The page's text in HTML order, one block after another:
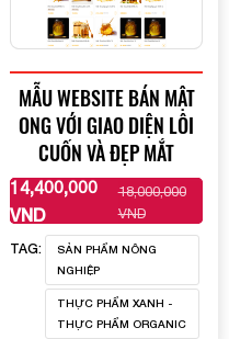
MẪU WEBSITE BÁN MẬT
ONG VỚI GIAO DIỆN LÔI
CUỐN VÀ ĐẸP MẮT
14,400,000
VND
18,000,000
VND
XEM THÊM
TAG:
SẢN PHẨM NÔNG
NGHIỆP
THỰC PHẨM XANH -
THỰC PHẨM ORGANIC